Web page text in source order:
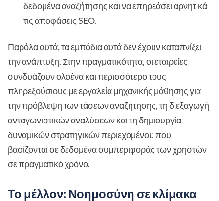
δεδομένα αναζήτησης και να επηρεάσει αρνητικά
τις αποφάσεις SEO.
Παρόλα αυτά, τα εμπόδια αυτά δεν έχουν καταπνίξει
την ανάπτυξη. Στην πραγματικότητα, οι εταιρείες
συνδυάζουν ολοένα και περισσότερο τους
πληρεξούσιους με εργαλεία μηχανικής μάθησης για
την πρόβλεψη των τάσεων αναζήτησης, τη διεξαγωγή
ανταγωνιστικών αναλύσεων και τη δημιουργία
δυναμικών στρατηγικών περιεχομένου που
βασίζονται σε δεδομένα συμπεριφοράς των χρηστών
σε πραγματικό χρόνο.
Το μέλλον: Νοημοσύνη σε κλίμακα